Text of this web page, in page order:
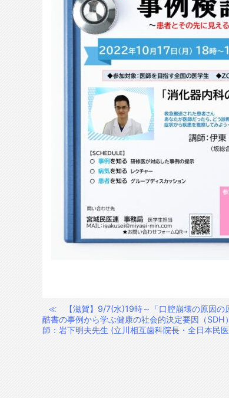
投
稿
≪
【滋賀】9/7(水)19時～「口腔崩壊の原因
酷書の事例から学ぶ健康の社会的決定要因（
師：岩下明夫先生 (立川相互歯科院長・全日本民